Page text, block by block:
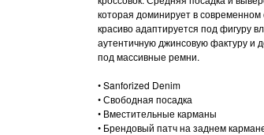
которая доминирует в
красиво адаптируется под фигуру
аутентичную джинсовую фактуру и
под массивные ремни.
• Sanforized Denim
• Свободная посадка
• Вместительные карманы
• Брендовый патч на заднем